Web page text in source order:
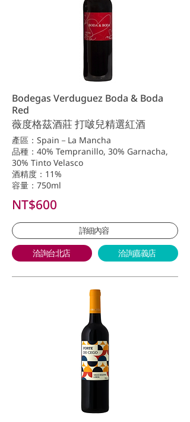
Bodegas Verduguez Boda & Boda
Red
薇度格茲酒莊 打啵兒精選紅酒
產區：Spain－La Mancha
品種：40% Tempranillo, 30% Garnacha,
30% Tinto Velasco
酒精度：11%
容量：750ml
NT$600
詳細內容
洽詢台北店 洽詢嘉義店